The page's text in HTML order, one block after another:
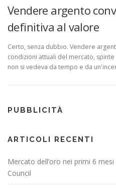
Vendere argento
definitiva al valore
Certo, senza dubbio. Vendere
condizioni attuali del mercato,
non si vedeva da tempo e da
PUBBLICITÀ
ARTICOLI RECENTI
Mercato dell’oro nei primi 6
Council